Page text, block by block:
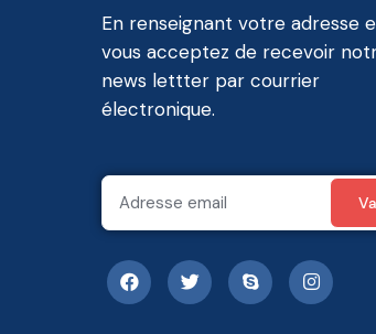
En renseignant votre adresse
vous acceptez de recevoir
news lettter par courrier
électronique.